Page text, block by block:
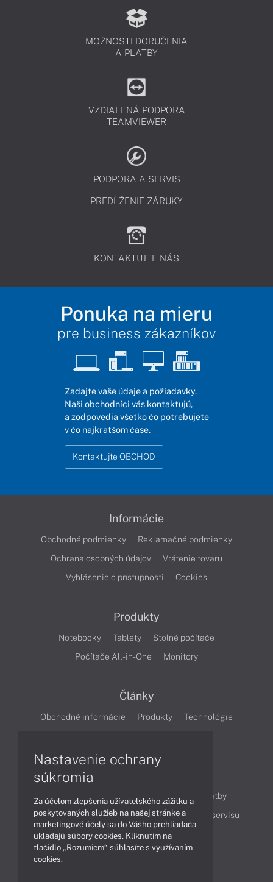
MOŽNOSTI DORUČENIA
A PLATBY
VZDIALENÁ PODPORA
TEAMVIEWER
PODPORA A SERVIS
PREDĹŽENIE ZÁRUKY
KONTAKTUJTE NÁS
Ponuka na mieru
pre business zákazníkov
Zadajte vaše údaje a požiadavky.
Naši obchodníci vás kontaktujú,
a zodpovedia všetko čo potrebujete
v čo najkratšom čase.
Kontaktujte OBCHOD
Informácie
Obchodné podmienky
Reklamačné podmienky
Ochrana osobných údajov
Vrátenie tovaru
Vyhlásenie o prístupnosti
Cookies
Produkty
Notebooky Tablety
Stolné počítače
Počítače All-in-One
Monitory
Články
Obchodné informácie Produkty
Technológie
Ako nakupovať
Možnosti doručenia a platby
Podpora a servis
Servisné služby Cenník servisu
Kontakty
Nastavenie ochrany
súkromia
Za účelom zlepšenia užívateľského zážitku a
poskytovaných služieb na našej stránke a
marketingové účely sa do Vášho prehliadača
ukladajú súbory cookies. Kliknutím na
tlačidlo „Rozumiem“ súhlasíte s využívaním
cookies.